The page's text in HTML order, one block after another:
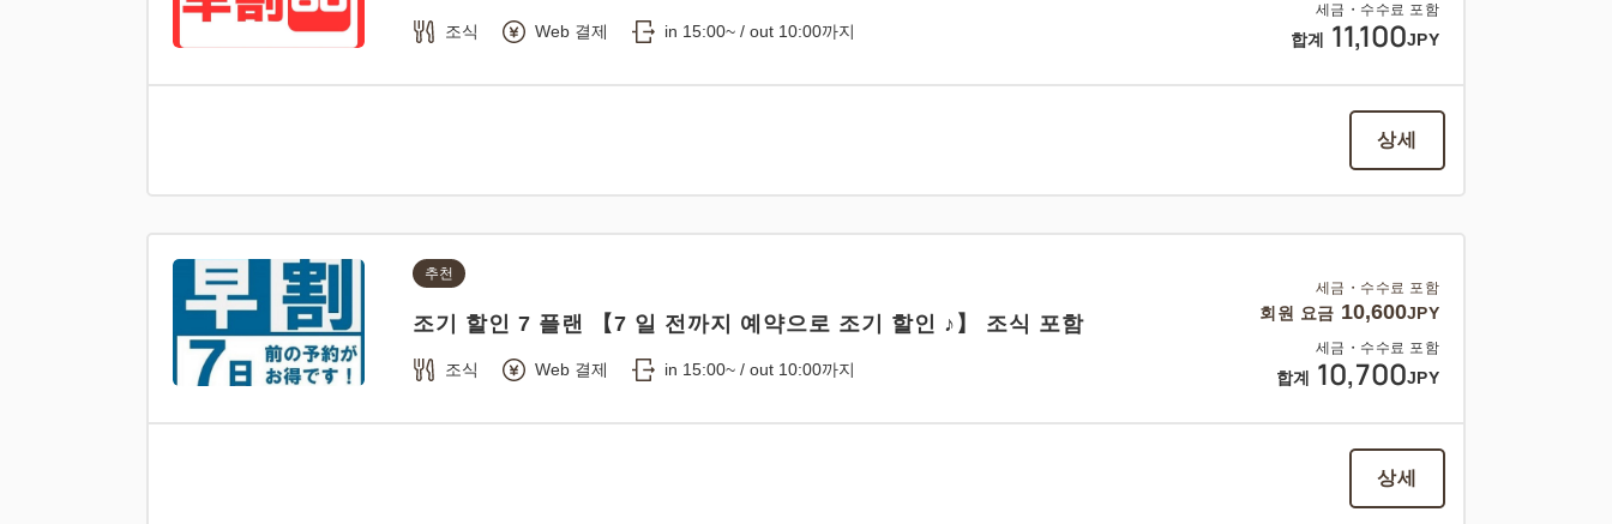
세금・수수료 포함
합계 11,100JPY
조식 Web 결제 in 15:00~ / out 10:00까지
상세
세금・수수료 포함
회원 요금 10,600JPY
세금・수수료 포함
합계 10,700JPY
추천
조기 할인 7 플랜 【7 일 전까지 예약으로 조기 할인 ♪】 조식 포함
조식 Web 결제 in 15:00~ / out 10:00까지
상세